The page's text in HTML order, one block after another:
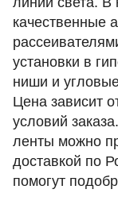
качественные
установки в
ниши и
Цена зависит
условий
ленты можно
доставкой по
помогут